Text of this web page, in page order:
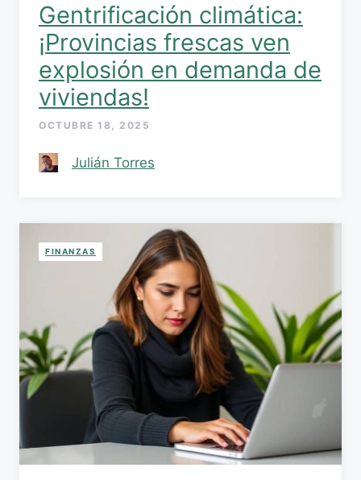
Gentrificación climática:
¡Provincias frescas ven
explosión en demanda de
viviendas!
OCTUBRE 18, 2025
Julián Torres
FINANZAS